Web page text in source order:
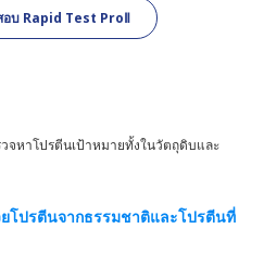
อบ Rapid Test ProⅡ
จหาโปรตีนเป้าหมายทั้งในวัตถุดิบและ
โปรตีนจากธรรมชาติและโปรตีนที่